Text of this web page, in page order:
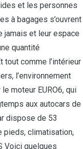
et les personnes
à bagages s’ouvrent
jamais et leur espace
quantité
tout comme l’intérieur
l’environnement
moteur EURO6, qui
aux autocars de
dispose de 53
pieds, climatisation,
Voici quelques